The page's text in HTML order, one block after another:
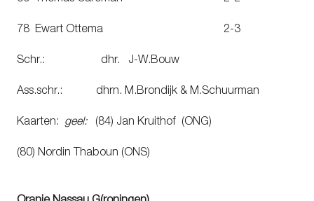
78 Ewart Ottema 2-3
Schr.: dhr. J-W.Bouw
Ass.schr.: dhrn. M.Brondijk & M.Schuurman
Kaarten: geel: (84) Jan Kruithof (ONG)
(80) Nordin Thaboun (ONS)